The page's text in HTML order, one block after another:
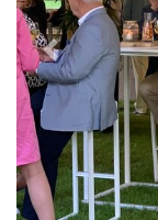
Vorige